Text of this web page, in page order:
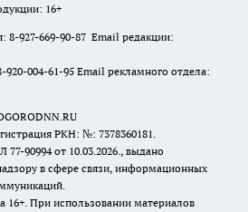
16+
8-927-669-90-87 Email редакции:
004-61-95 Email рекламного отдела:
РКН: №: 7378360181.
90994 от 10.03.2026., выдано
в сфере связи, информационных
16+. При использовании материалов